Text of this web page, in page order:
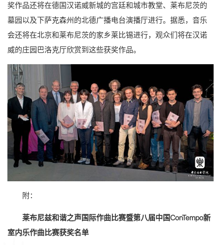
奖作品还将在德国汉诺威新城的宫廷和城市教堂、莱布尼茨的
墓园以及下萨克森州的北德广播电台演播厅进行。据悉，音乐
会还将在北京和莱布尼茨的家乡莱比锡进行，观众们将在汉诺
威的庄园巴洛克厅欣赏到这些获奖作品。
附：
莱布尼兹和谐之声国际作曲比赛暨第八届中国ConTempo新
室内乐作曲比赛获奖名单